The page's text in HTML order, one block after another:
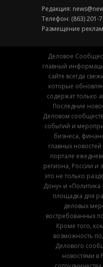
Редакция:
Телефон: (863) 201-
Размещение
Деловое
главный
сайте всегда
которые
содержат только
Последние
Деловом
событий и
бизнеса,
главных
портале
региона, России и
это не только
Дону» и «Политика
площадка для
деловых
востребованных
Кроме того,
возможность
Делового
новостями в